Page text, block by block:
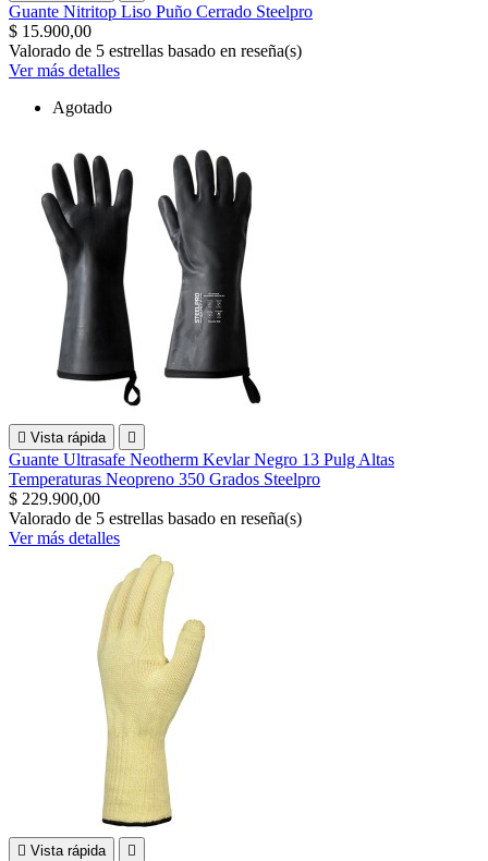
Guante Nitritop Liso Puño Cerrado Steelpro
$ 15.900,00
Valorado de 5 estrellas basado en reseña(s)
Ver más detalles
Agotado
 Vista rápida 
Guante Ultrasafe Neotherm Kevlar Negro 13 Pulg Altas
Temperaturas Neopreno 350 Grados Steelpro
$ 229.900,00
Valorado de 5 estrellas basado en reseña(s)
Ver más detalles
 Vista rápida 